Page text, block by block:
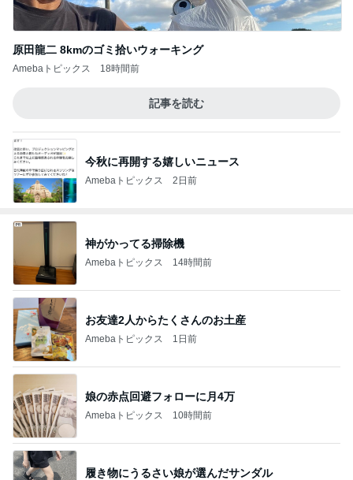
原田龍二 8kmのゴミ拾いウォーキング
Amebaトピックス 18時間前
記事を読む
今秋に再開する嬉しいニュース
Amebaトピックス 2日前
神がかってる掃除機
Amebaトピックス 14時間前
お友達2人からたくさんのお土産
Amebaトピックス 1日前
娘の赤点回避フォローに月4万
Amebaトピックス 10時間前
履き物にうるさい娘が選んだサンダル